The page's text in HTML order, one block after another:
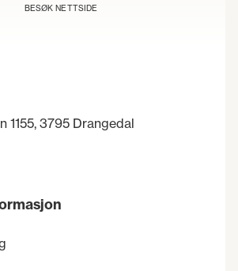
BESØK NETTSIDE
1155, 3795 Drangedal